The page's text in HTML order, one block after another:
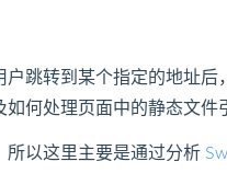
跳转到某个指定的地址
何处理页面中的静态文件
所以这里主要是通过分析